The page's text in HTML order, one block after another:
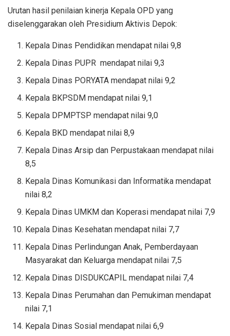
Urutan hasil penilaian kinerja Kepala OPD yang
diselenggarakan oleh Presidium Aktivis Depok:
Kepala Dinas Pendidikan mendapat nilai 9,8
Kepala Dinas PUPR mendapat nilai 9,3
Kepala Dinas PORYATA mendapat nilai 9,2
Kepala BKPSDM mendapat nilai 9,1
Kepala DPMPTSP mendapat nilai 9,0
Kepala BKD mendapat nilai 8,9
Kepala Dinas Arsip dan Perpustakaan mendapat nilai
8,5
Kepala Dinas Komunikasi dan Informatika mendapat
nilai 8,2
Kepala Dinas UMKM dan Koperasi mendapat nilai 7,9
Kepala Dinas Kesehatan mendapat nilai 7,7
Kepala Dinas Perlindungan Anak, Pemberdayaan
Masyarakat dan Keluarga mendapat nilai 7,5
Kepala Dinas DISDUKCAPIL mendapat nilai 7,4
Kepala Dinas Perumahan dan Pemukiman mendapat
nilai 7,1
Kepala Dinas Sosial mendapat nilai 6,9